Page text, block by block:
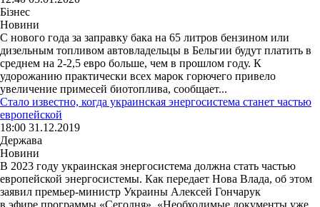
Бізнес
Новини
С нового года за заправку бака на 65 литров бензином или
дизельным топливом автовладельцы в Бельгии будут платить в
среднем на 2-2,5 евро больше, чем в прошлом году. К
удорожанию практически всех марок горючего привело
увеличение примесей биотоплива, сообщает...
Стало известно, когда украинская энергосистема станет частью
европейской
18:00 31.12.2019
Держава
Новини
В 2023 году украинская энергосистема должна стать частью
европейской энергосистемы. Как передает Нова Влада, об этом
заявил премьер-министр Украины Алексей Гончарук
в эфире программы «Сегодня». «Необходимые документы уже